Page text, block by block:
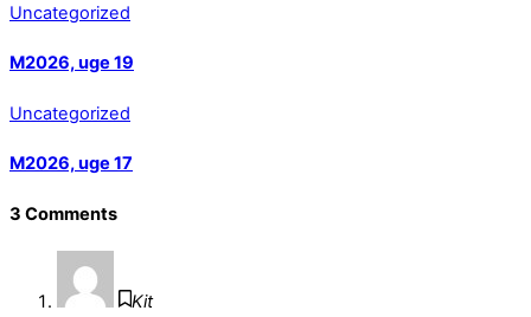
Uncategorized
M2026, uge 19
Uncategorized
M2026, uge 17
3 Comments
Kit